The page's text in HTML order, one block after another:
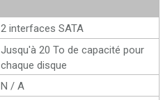
2 interfaces SATA
Jusqu'à 20 To de capacité pour
chaque disque
N / A